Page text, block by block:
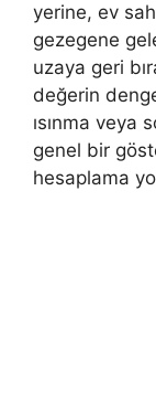
yerine, ev
gezegene
uzaya geri
değerin
ısınma veya
genel bir
hesaplama